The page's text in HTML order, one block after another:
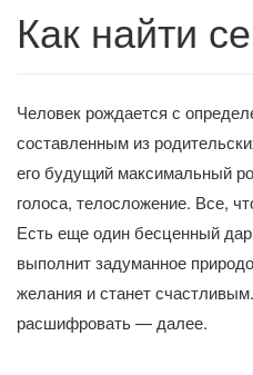
Как найти
Человек рождается с
составленным из
его будущий максимальный
голоса, телосложение. Все,
Есть еще один бесценный
выполнит задуманное
желания и станет
расшифровать — далее.